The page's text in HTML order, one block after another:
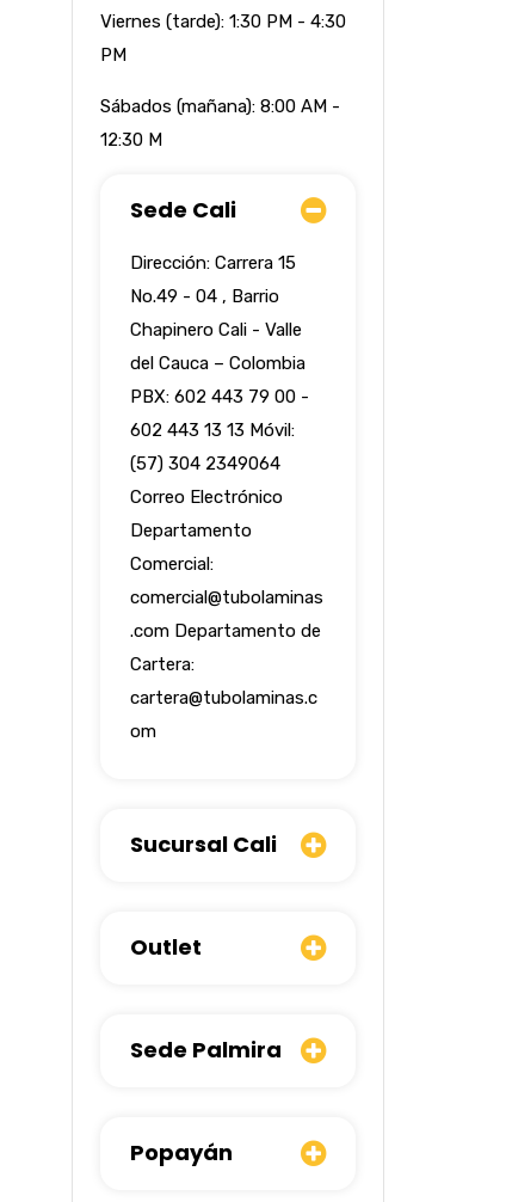
Viernes (tarde): 1:30 PM - 4:30
PM
Sábados (mañana): 8:00 AM -
12:30 M
Sede Cali
Dirección: Carrera 15
No.49 - 04 , Barrio
Chapinero Cali - Valle
del Cauca – Colombia
PBX: 602 443 79 00 -
602 443 13 13 Móvil:
(57) 304 2349064
Correo Electrónico
Departamento
Comercial:
comercial@tubolaminas
.comDepartamento de
Cartera:
cartera@tubolaminas.c
om
Sucursal Cali
Outlet
Sede Palmira
Popayán